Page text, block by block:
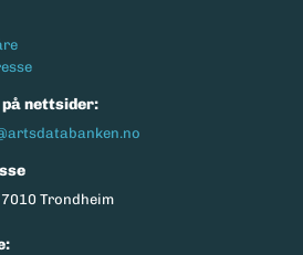
nettsider:
Trondheim